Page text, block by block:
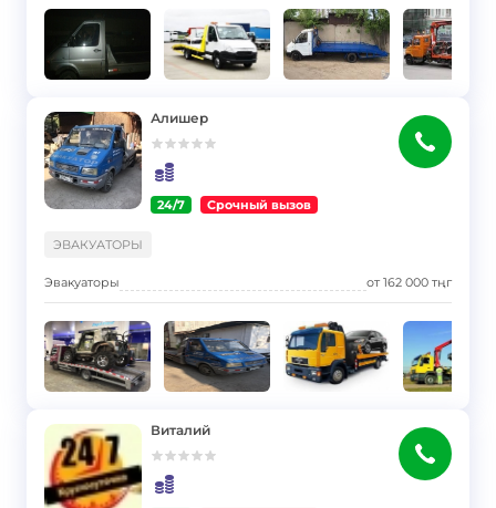
Алишер
24/7 Срочный вызов
ЭВАКУАТОРЫ
Эвакуаторы от162 000 тңг
Виталий